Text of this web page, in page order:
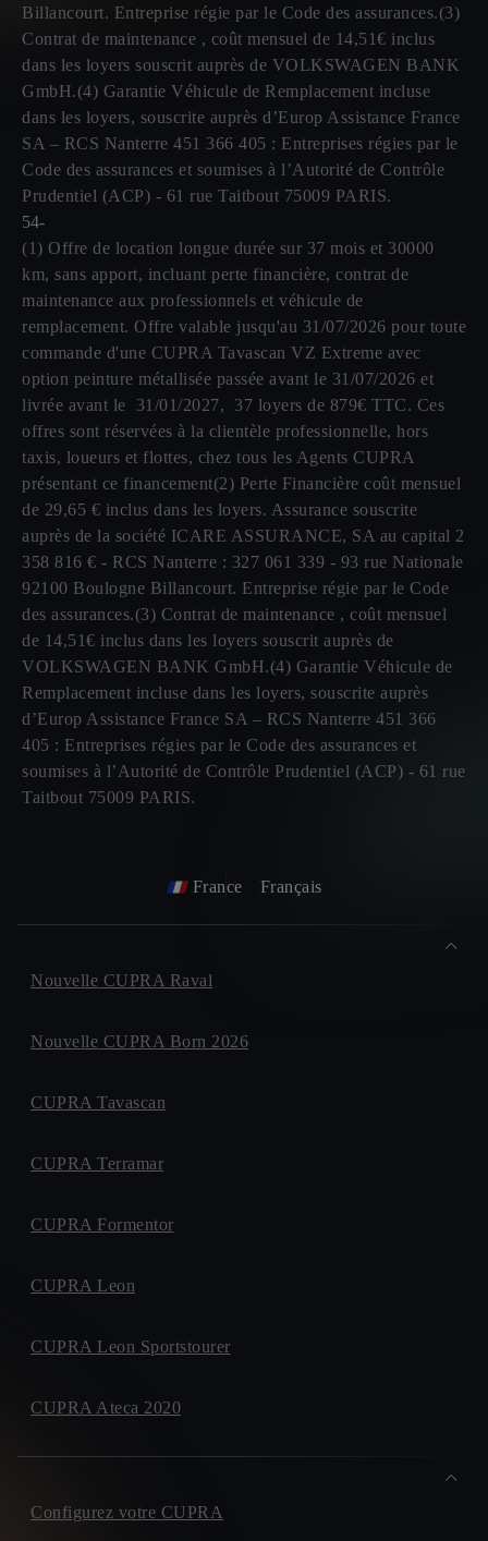
Billancourt. Entreprise régie par le Code des assurances.(3)
Contrat de maintenance , coût mensuel de 14,51€ inclus
dans les loyers souscrit auprès de VOLKSWAGEN BANK
GmbH.(4) Garantie Véhicule de Remplacement incluse
dans les loyers, souscrite auprès d’Europ Assistance France
SA – RCS Nanterre 451 366 405 : Entreprises régies par le
Code des assurances et soumises à l’Autorité de Contrôle
Prudentiel (ACP) - 61 rue Taitbout 75009 PARIS.
54-
(1) Offre de location longue durée sur 37 mois et 30000
km, sans apport, incluant perte financière, contrat de
maintenance aux professionnels et véhicule de
remplacement. Offre valable jusqu'au 31/07/2026 pour toute
commande d'une CUPRA Tavascan VZ Extreme avec
option peinture métallisée passée avant le 31/07/2026 et
livrée avant le 31/01/2027, 37 loyers de 879€ TTC. Ces
offres sont réservées à la clientèle professionnelle, hors
taxis, loueurs et flottes, chez tous les Agents CUPRA
présentant ce financement(2) Perte Financière coût mensuel
de 29,65 € inclus dans les loyers. Assurance souscrite
auprès de la société ICARE ASSURANCE, SA au capital 2
358 816 € - RCS Nanterre : 327 061 339 - 93 rue Nationale
92100 Boulogne Billancourt. Entreprise régie par le Code
des assurances.(3) Contrat de maintenance , coût mensuel
de 14,51€ inclus dans les loyers souscrit auprès de
VOLKSWAGEN BANK GmbH.(4) Garantie Véhicule de
Remplacement incluse dans les loyers, souscrite auprès
d’Europ Assistance France SA – RCS Nanterre 451 366
405 : Entreprises régies par le Code des assurances et
soumises à l’Autorité de Contrôle Prudentiel (ACP) - 61 rue
Taitbout 75009 PARIS.
France Français
Nouvelle CUPRA Raval
Nouvelle CUPRA Born 2026
CUPRA Tavascan
CUPRA Terramar
CUPRA Formentor
CUPRA Leon
CUPRA Leon Sportstourer
CUPRA Ateca 2020
Configurez votre CUPRA